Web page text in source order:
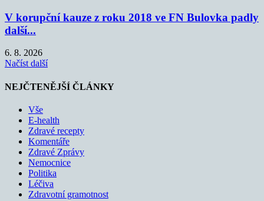
V korupční kauze z roku 2018 ve FN Bulovka padly
další...
6. 8. 2026
Načíst další
NEJČTENĚJŠÍ ČLÁNKY
Vše
E-health
Zdravé recepty
Komentáře
Zdravé Zprávy
Nemocnice
Politika
Léčiva
Zdravotní gramotnost